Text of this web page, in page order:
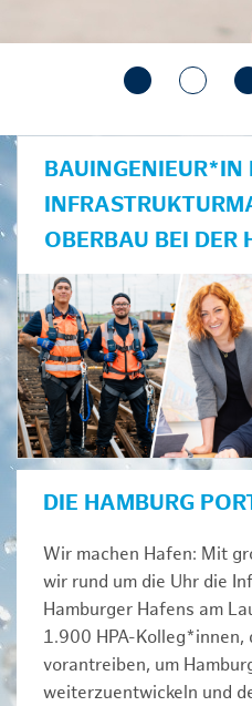
BAUINGENIEUR*IN
OBERBAU BEI DER
DIE HAMBURG
Wir machen Hafen: Mit
wir rund um die Uhr die
Hamburger Hafens am
1.900 HPA-
vorantreiben, um
weiterzuentwickeln und